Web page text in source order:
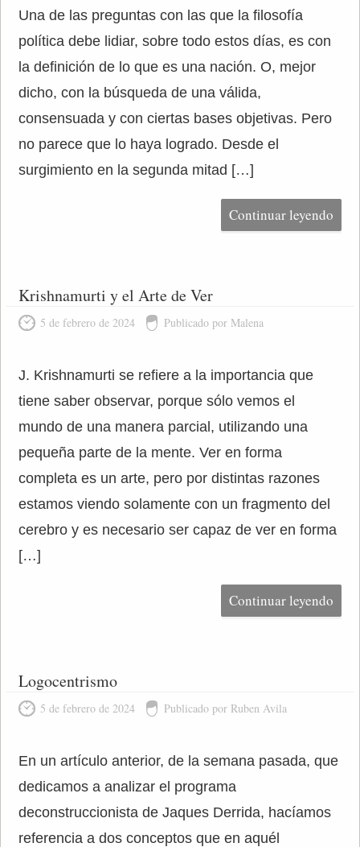
Una de las preguntas con las que la filosofía
política debe lidiar, sobre todo estos días, es con
la definición de lo que es una nación. O, mejor
dicho, con la búsqueda de una válida,
consensuada y con ciertas bases objetivas. Pero
no parece que lo haya logrado. Desde el
surgimiento en la segunda mitad […]
Continuar leyendo
Krishnamurti y el Arte de Ver
5 de febrero de 2024 Publicado por Malena
J. Krishnamurti se refiere a la importancia que
tiene saber observar, porque sólo vemos el
mundo de una manera parcial, utilizando una
pequeña parte de la mente. Ver en forma
completa es un arte, pero por distintas razones
estamos viendo solamente con un fragmento del
cerebro y es necesario ser capaz de ver en forma
[…]
Continuar leyendo
Logocentrismo
5 de febrero de 2024 Publicado por Ruben Avila
En un artículo anterior, de la semana pasada, que
dedicamos a analizar el programa
deconstruccionista de Jaques Derrida, hacíamos
referencia a dos conceptos que en aquél